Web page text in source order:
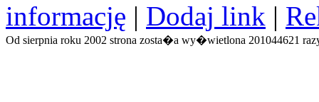
informację | Dodaj link |
Od sierpnia roku 2002 strona zosta�a wy�wietlona 201044621